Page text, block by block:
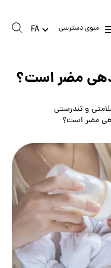
منوی دسترسی FA
مضر است؟
و تندرستی
مضر است؟